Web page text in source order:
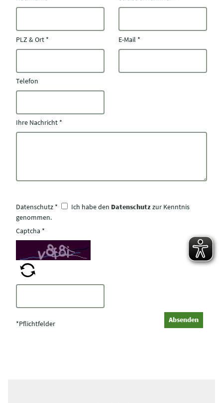
PLZ & Ort * E-Mail *
Telefon
Ihre Nachricht *
Datenschutz * Ich habe den Datenschutzzur Kenntnis
genommen.
Captcha *
p
*Pflichtfelder Absenden